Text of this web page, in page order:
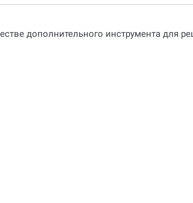
дополнительного инструмента для